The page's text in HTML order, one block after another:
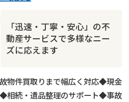
「迅速・丁寧・安心」の不
動産サービスで多様なニー
ズに応えます
物件買取りまで幅広く対応◆現金
相続・遺品整理のサポート◆事故